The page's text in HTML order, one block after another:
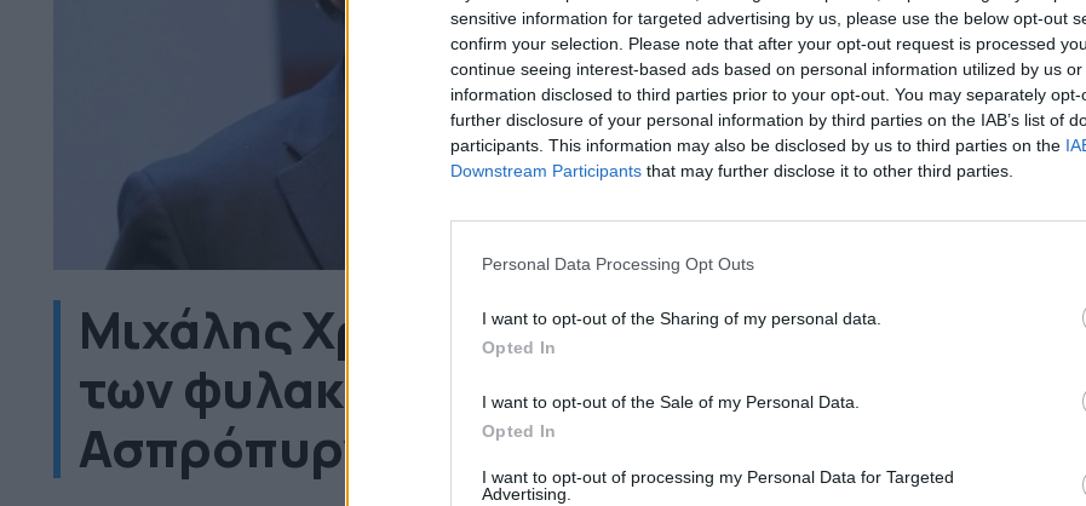
sensitive information for targeted advertising by us, please use the below opt-out
confirm your selection. Please note that after your opt-out request is processed
continue seeing interest-based ads based on personal information utilized by us
information disclosed to third parties prior to your opt-out. You may separately
further disclosure of your personal information by third parties on the IAB’s list of
participants. This information may also be disclosed by us to third parties on the
Downstream Participants that may further disclose it to other third parties.
Personal Data Processing Opt Outs
I want to opt-out of the Sharing of my personal data.
Opted In
I want to opt-out of the Sale of my Personal Data.
Opted In
I want to opt-out of processing my Personal Data for Targeted
Advertising.
Μιχάλης Χρυσοχοΐδης: Μεταφορά
των φυλακών Κορυδαλλού στον
Ασπρόπυργο έως το 2030